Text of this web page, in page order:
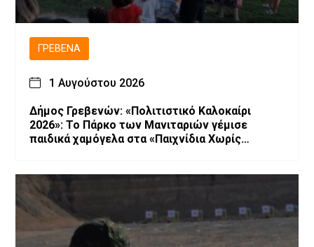
ΓΡΕΒΕΝΆ
1 Αυγούστου 2026
Δήμος Γρεβενών: «Πολιτιστικό Καλοκαίρι
2026»: Το Πάρκο των Μανιταριών γέμισε
παιδικά χαμόγελα στα «Παιχνίδια Χωρίς